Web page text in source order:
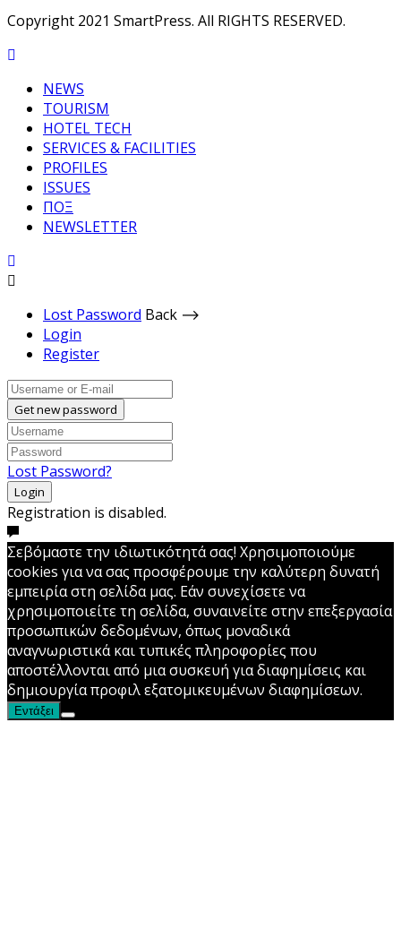
Copyright 2021 SmartPress. All RIGHTS RESERVED.
NEWS
TOURISM
HOTEL TECH
SERVICES & FACILITIES
PROFILES
ISSUES
ΠΟΞ
NEWSLETTER
Lost Password Back ⟶
Login
Register
Get new password
Lost Password?
Login
Registration is disabled.
Σεβόμαστε την ιδιωτικότητά σας! Χρησιμοποιούμε
cookies για να σας προσφέρουμε την καλύτερη δυνατή
εμπειρία στη σελίδα μας. Εάν συνεχίσετε να
χρησιμοποιείτε τη σελίδα, συναινείτε στην επεξεργασία
προσωπικών δεδομένων, όπως μοναδικά
αναγνωριστικά και τυπικές πληροφορίες που
αποστέλλονται από μια συσκευή για διαφημίσεις και
δημιουργία προφιλ εξατομικευμένων διαφημίσεων.
Εντάξει